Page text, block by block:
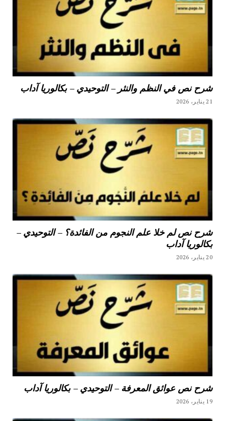
شرح نص في النظم والنثر – التوحيدي – بكالوريا آداب
21 يناير، 2026
شرح نص لم خلا علم النجوم من الفائدة؟ – التوحيدي –
بكالوريا آداب
20 يناير، 2026
شرح نص عوائق المعرفة – التوحيدي – بكالوريا آداب
19 يناير، 2026